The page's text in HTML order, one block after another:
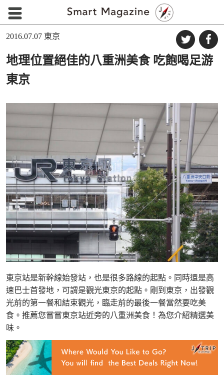
2016.07.07 東京
地理位置絕佳的八重洲美食 吃飽喝足游
東京
東京站是新幹線始發站，也是很多路線的起點。同時還是高
速巴士首發地，可謂是觀光東京的起點。剛到東京，出發觀
光前的第一餐和結束觀光，臨走前的最後一餐當然要吃美
食。推薦您嘗嘗東京站近旁的八重洲美食！為您介紹精選美
味。